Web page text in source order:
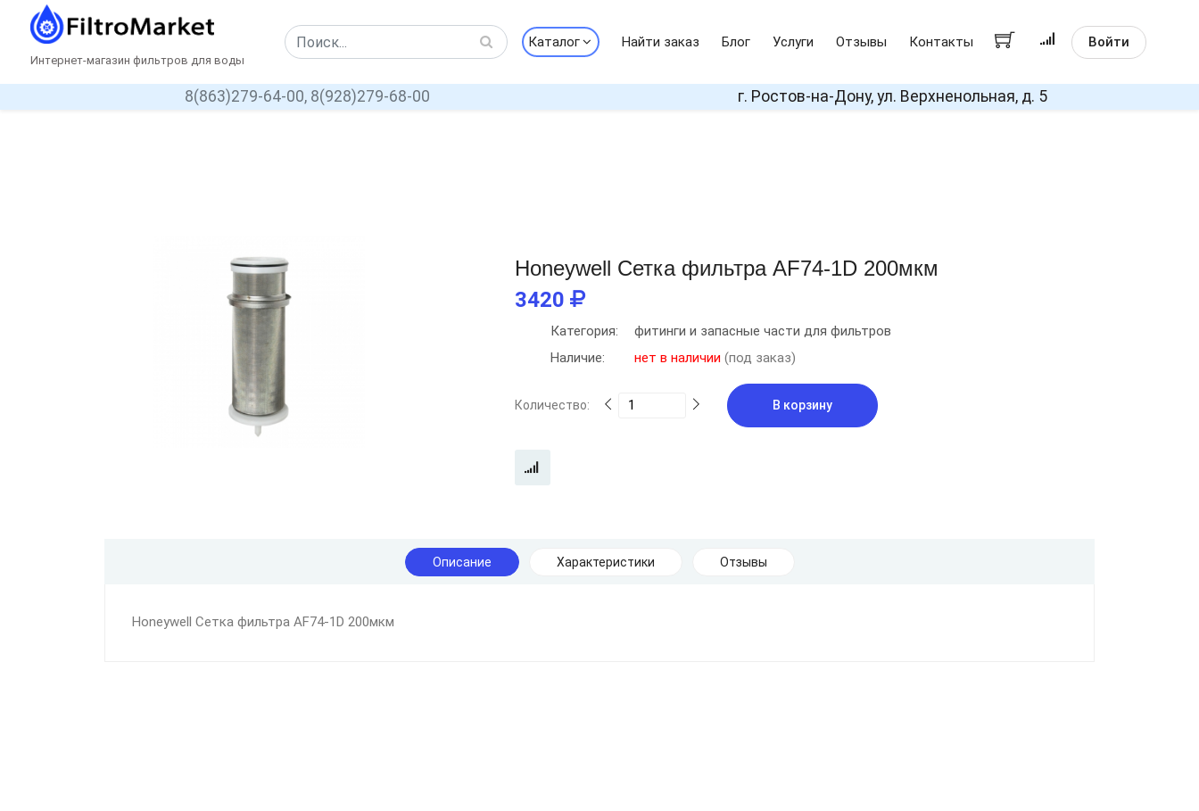
Интернет-магазин фильтров для воды
Каталог Найти заказ Блог Услуги Отзывы Контакты Войти
8(863)279-64-00, 8(928)279-68-00 г. Ростов-на-Дону, ул. Верхненольная, д. 5
Honeywell Сетка фильтра AF74-1D 200мкм
3420
Категория:
фитинги и запасные части для фильтров
Наличие:
нет в наличии (под заказ)
Количество: В корзину
Описание Характеристики Отзывы
Honeywell Сетка фильтра AF74-1D 200мкм